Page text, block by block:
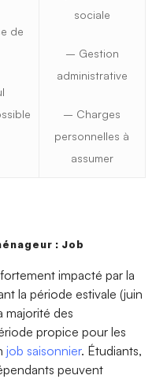
de
sociale
– Gestion
administrative
– Charges
personnelles à
assumer
: Job
impacté par la
la période estivale (juin
majorité des
propice pour les
job saisonnier. Étudiants,
peuvent